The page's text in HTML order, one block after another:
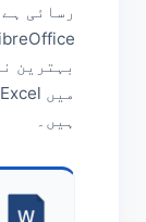
رسائی
ہیں۔